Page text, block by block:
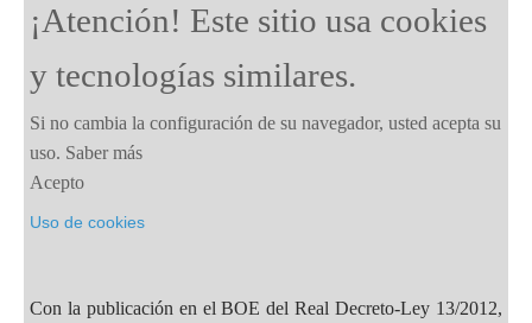
¡Atención! Este sitio usa cookies
y tecnologías similares.
Si no cambia la configuración de su navegador, usted acepta su
uso. Saber más
Acepto
Uso de cookies
Con la publicación en el BOE del Real Decreto-Ley 13/2012,